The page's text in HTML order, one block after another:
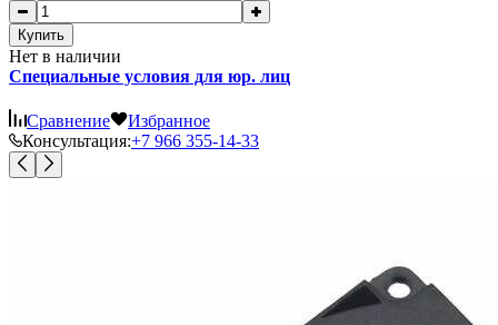
Купить
Нет в наличии
Специальные условия для юр. лиц
Сравнение
Избранное
Консультация:+7 966 355-14-33